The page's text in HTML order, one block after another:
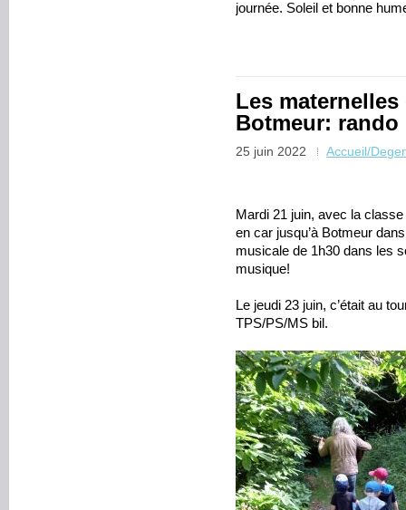
journée. Soleil et bonne
Les
Botmeur: rando
25 juin 2022 Accueil/
Mardi 21 juin, avec la
en car jusqu’à Botmeur
musicale de 1h30 dans les
musique!
Le jeudi 23 juin, c’était au
TPS/PS/MS bil.